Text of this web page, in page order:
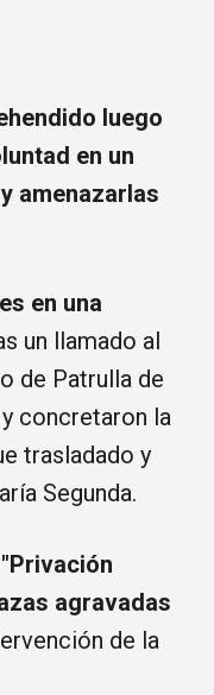
luego
en un
amenazarlas
en una
un llamado al
de Patrulla de
concretaron la
trasladado y
Segunda.
"Privación
agravadas
de la